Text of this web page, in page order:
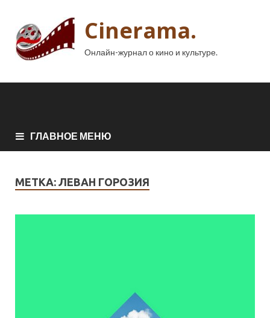
Cinerama.
Онлайн-журнал о кино и культуре.
ГЛАВНОЕ МЕНЮ
МЕТКА: ЛЕВАН ГОРОЗИЯ